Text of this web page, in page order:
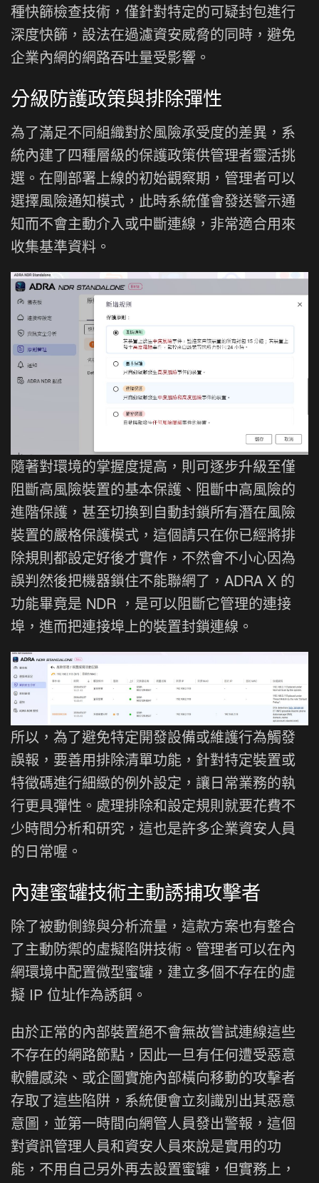
種快篩檢查技術，僅針對特定的可疑封包進行
深度快篩，設法在過濾資安威脅的同時，避免
企業內網的網路吞吐量受影響。
分級防護政策與排除彈性
為了滿足不同組織對於風險承受度的差異，系
統內建了四種層級的保護政策供管理者靈活挑
選。在剛部署上線的初始觀察期，管理者可以
選擇風險通知模式，此時系統僅會發送警示通
知而不會主動介入或中斷連線，非常適合用來
收集基準資料。
隨著對環境的掌握度提高，則可逐步升級至僅
阻斷高風險裝置的基本保護、阻斷中高風險的
進階保護，甚至切換到自動封鎖所有潛在風險
裝置的嚴格保護模式，這個請只在你已經將排
除規則都設定好後才實作，不然會不小心因為
誤判然後把機器鎖住不能聯網了，ADRA X 的
功能畢竟是 NDR ，是可以阻斷它管理的連接
埠，進而把連接埠上的裝置封鎖連線。
所以，為了避免特定開發設備或維護行為觸發
誤報，要善用排除清單功能，針對特定裝置或
特徵碼進行細緻的例外設定，讓日常業務的執
行更具彈性。處理排除和設定規則就要花費不
少時間分析和研究，這也是許多企業資安人員
的日常喔。
內建蜜罐技術主動誘捕攻擊者
除了被動側錄與分析流量，這款方案也有整合
了主動防禦的虛擬陷阱技術。管理者可以在內
網環境中配置微型蜜罐，建立多個不存在的虛
擬 IP 位址作為誘餌。
由於正常的內部裝置絕不會無故嘗試連線這些
不存在的網路節點，因此一旦有任何遭受惡意
軟體感染、或企圖實施內部橫向移動的攻擊者
存取了這些陷阱，系統便會立刻識別出其惡意
意圖，並第一時間向網管人員發出警報，這個
對資訊管理人員和資安人員來說是實用的功
能，不用自己另外再去設置蜜罐，但實務上，